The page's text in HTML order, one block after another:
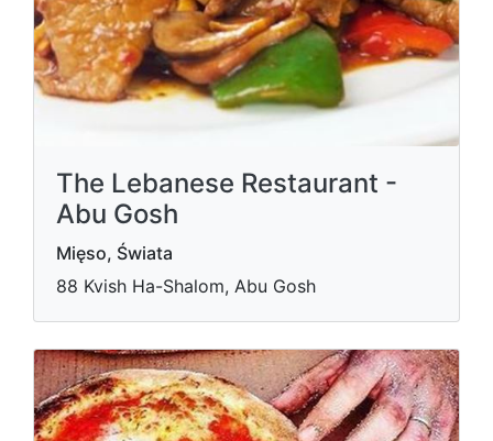
The Lebanese Restaurant -
Abu Gosh
Mięso, Świata
88 Kvish Ha-Shalom, Abu Gosh